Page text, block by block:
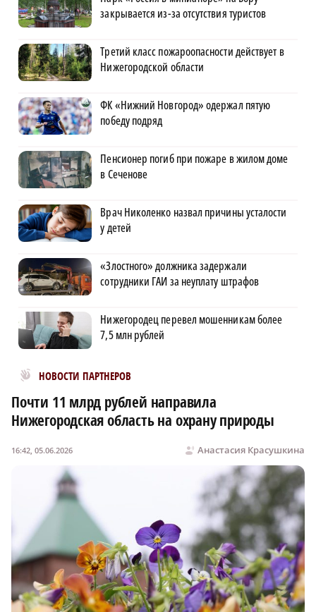
закрывается из-за отсутствия туристов
Третий класс пожароопасности действует в
Нижегородской области
ФК «Нижний Новгород» одержал пятую
победу подряд
Пенсионер погиб при пожаре в жилом доме
в Сеченове
Врач Николенко назвал причины усталости
у детей
«Злостного» должника задержали
сотрудники ГАИ за неуплату штрафов
Нижегородец перевел мошенникам более
7,5 млн рублей
НОВОСТИ ПАРТНЕРОВ
Новости МирТесен
Почти 11 млрд рублей направила
Нижегородская область на охрану природы
Анастасия Красушкина
16:42, 05.06.2026